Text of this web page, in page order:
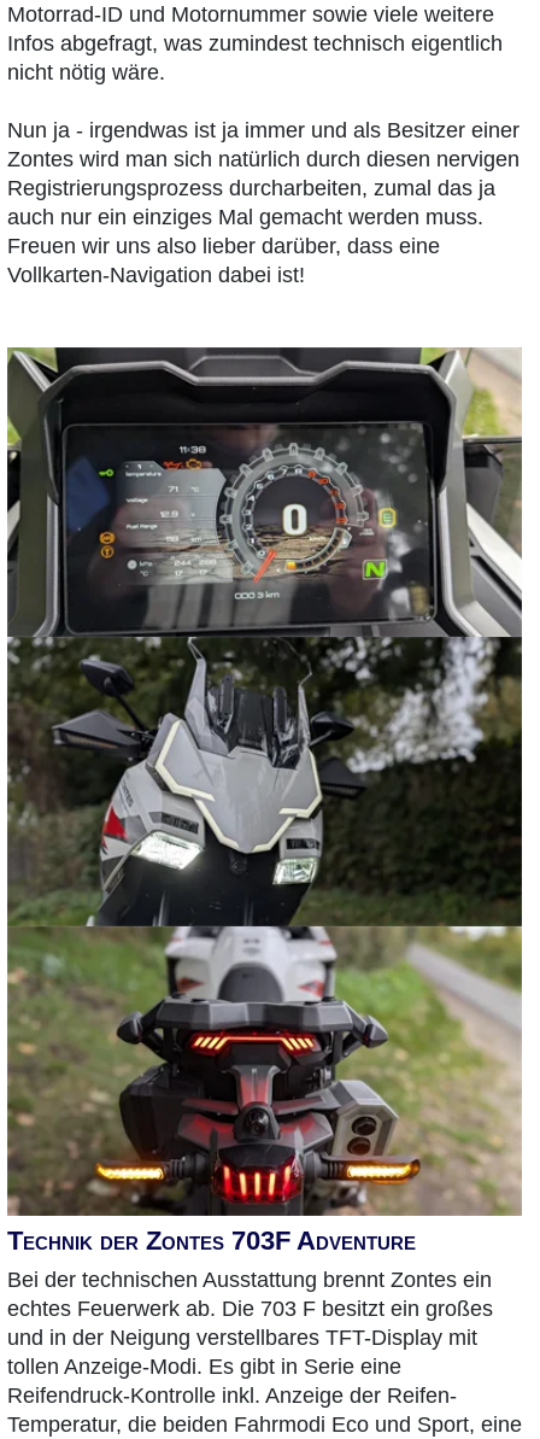
Motorrad-ID und Motornummer sowie viele weitere
Infos abgefragt, was zumindest technisch eigentlich
nicht nötig wäre.
Nun ja - irgendwas ist ja immer und als Besitzer einer
Zontes wird man sich natürlich durch diesen nervigen
Registrierungsprozess durcharbeiten, zumal das ja
auch nur ein einziges Mal gemacht werden muss.
Freuen wir uns also lieber darüber, dass eine
Vollkarten-Navigation dabei ist!
Technik der Zontes 703F Adventure
Bei der technischen Ausstattung brennt Zontes ein
echtes Feuerwerk ab. Die 703 F besitzt ein großes
und in der Neigung verstellbares TFT-Display mit
tollen Anzeige-Modi. Es gibt in Serie eine
Reifendruck-Kontrolle inkl. Anzeige der Reifen-
Temperatur, die beiden Fahrmodi Eco und Sport, eine